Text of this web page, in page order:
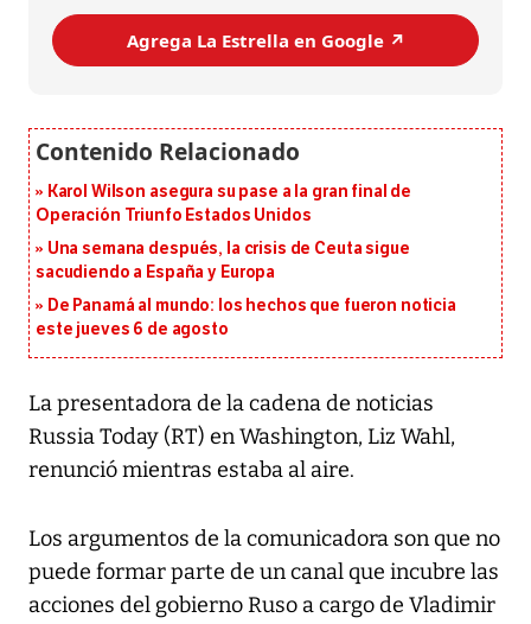
Agrega La Estrella en Google ↗️
Karol Wilson asegura su pase a la gran final de
Operación Triunfo Estados Unidos
Una semana después, la crisis de Ceuta sigue
sacudiendo a España y Europa
De Panamá al mundo: los hechos que fueron noticia
este jueves 6 de agosto
La presentadora de la cadena de noticias
Russia Today (RT) en Washington, Liz Wahl,
renunció mientras estaba al aire.
Los argumentos de la comunicadora son que no
puede formar parte de un canal que incubre las
acciones del gobierno Ruso a cargo de Vladimir